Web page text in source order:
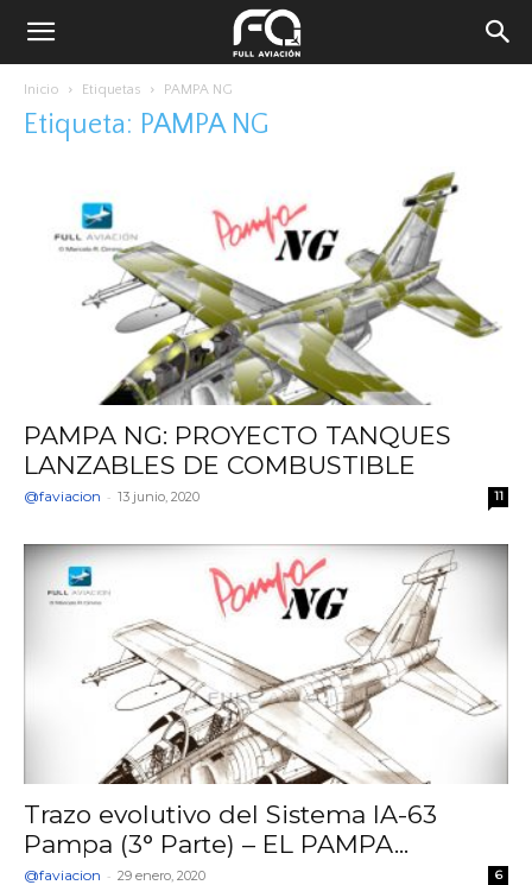
Inicio Etiquetas PAMPA NG
Etiqueta: PAMPA NG
PAMPA NG: PROYECTO TANQUES
LANZABLES DE COMBUSTIBLE
@faviacion - 13 junio, 2020 11
Trazo evolutivo del Sistema IA-63
Pampa (3° Parte) – EL PAMPA...
@faviacion - 29 enero, 2020 6